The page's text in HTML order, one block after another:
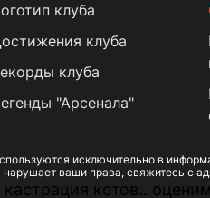
клуба
клуба
клуба
"Арсенала"
исключительно в
ваши права, свяжитесь с
котов.. оценим